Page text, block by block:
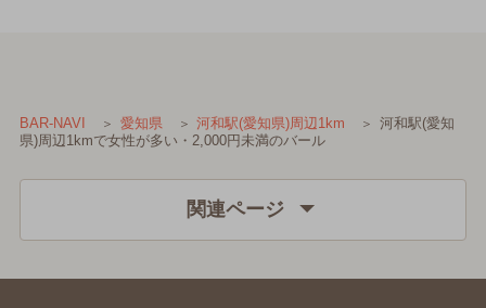
BAR-NAVI 愛知県 河和駅(愛知県)周辺1km
河和駅(愛知
県)周辺1kmで女性が多い・2,000円未満のバール
関連ページ